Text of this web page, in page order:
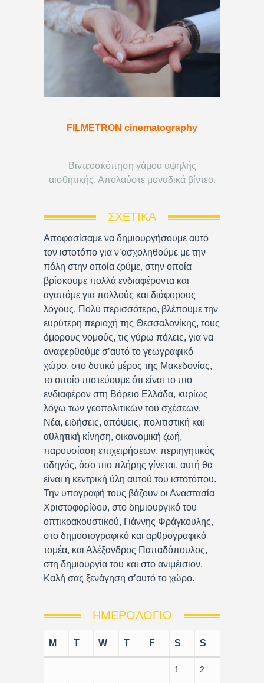
FILMETRON cinematography
Βιντεοσκόπηση γάμου υψηλής
αισθητικής. Απολαύστε μοναδικά βίντεο.
ΣΧΕΤΙΚΆ
Αποφασίσαμε να δημιουργήσουμε αυτό
τον ιστοτόπο για ν’ασχοληθούμε με την
πόλη στην οποία ζούμε, στην οποία
βρίσκουμε πολλά ενδιαφέροντα και
αγαπάμε για πολλούς και διάφορους
λόγους. Πολύ περισσότερο, βλέπουμε την
ευρύτερη περιοχή της Θεσσαλονίκης, τους
όμορους νομούς, τις γύρω πόλεις, για να
αναφερθούμε σ’αυτό το γεωγραφικό
χώρο, στο δυτικό μέρος της Μακεδονίας,
το οποίο πιστεύουμε ότι είναι το πιο
ενδιαφέρον στη Βόρειο Ελλάδα, κυρίως
λόγω των γεοπολιτικών του σχέσεων.
Νέα, ειδήσεις, απόψεις, πολιτιστική και
αθλητική κίνηση, οικονομική ζωή,
παρουσίαση επιχειρήσεων, περιηγητικός
οδηγός, όσο πιο πλήρης γίνεται, αυτή θα
είναι η κεντρική ύλη αυτού του ιστοτόπου.
Την υπογραφή τους βάζουν οι Αναστασία
Χριστοφορίδου, στο δημιουργικό του
οπτικοακουστικού, Γιάννης Φράγκουλης,
στο δημοσιογραφικό και αρθρογραφικό
τομέα, και Αλέξανδρος Παπαδόπουλος,
στη δημιουργία του και στο ανιμέισιον.
Καλή σας ξενάγηση σ’αυτό το χώρο.
ΗΜΕΡΟΛΌΓΙΟ
M T W T F S S
1 2